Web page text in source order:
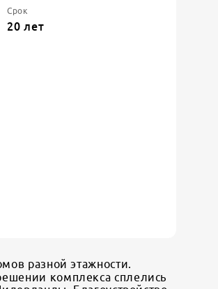
Срок
20 лет
разной этажности.
комплекса сплелись